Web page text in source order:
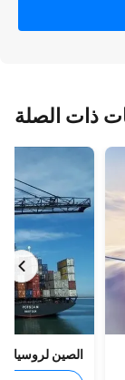
الصلة
الصين لروسيا الشحن